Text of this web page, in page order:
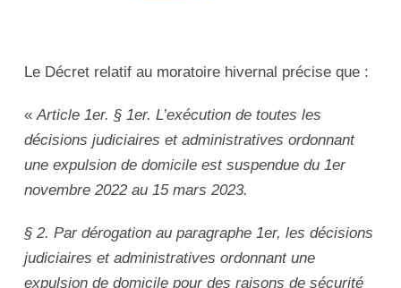
Le Décret relatif au moratoire hivernal précise que :
« Article 1er. § 1er. L’exécution de toutes les
décisions judiciaires et administratives ordonnant
une expulsion de domicile est suspendue du 1er
novembre 2022 au 15 mars 2023.
§ 2. Par dérogation au paragraphe 1er, les décisions
judiciaires et administratives ordonnant une
expulsion de domicile pour des raisons de sécurité